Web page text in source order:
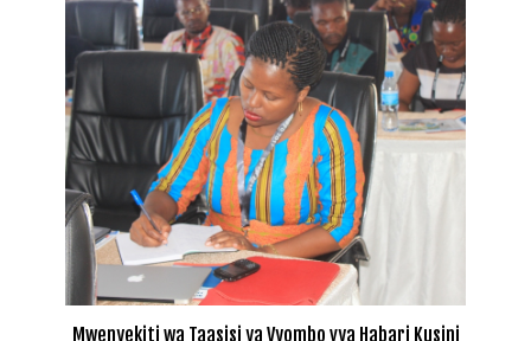
Mwenyekiti wa Taasisi ya Vyombo vya Habari Kusini